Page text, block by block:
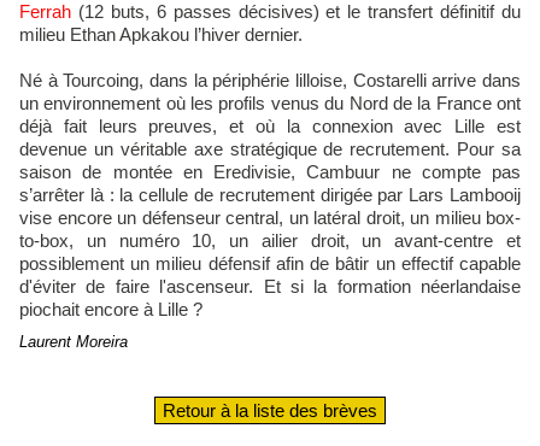
Ferrah (12 buts, 6 passes décisives) et le transfert définitif du
milieu Ethan Apkakou l’hiver dernier.
Né à Tourcoing, dans la périphérie lilloise, Costarelli arrive dans
un environnement où les profils venus du Nord de la France ont
déjà fait leurs preuves, et où la connexion avec Lille est
devenue un véritable axe stratégique de recrutement. Pour sa
saison de montée en Eredivisie, Cambuur ne compte pas
s’arrêter là : la cellule de recrutement dirigée par Lars Lambooij
vise encore un défenseur central, un latéral droit, un milieu box-
to-box, un numéro 10, un ailier droit, un avant-centre et
possiblement un milieu défensif afin de bâtir un effectif capable
d'éviter de faire l'ascenseur. Et si la formation néerlandaise
piochait encore à Lille ?
Laurent Moreira
Retour à la liste des brèves